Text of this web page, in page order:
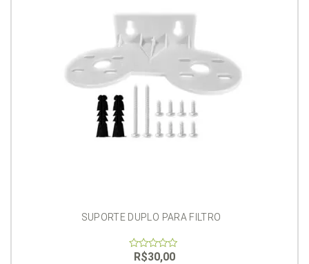
SUPORTE DUPLO PARA FILTRO
R$30,00